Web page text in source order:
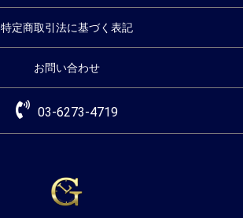
特定商取引法に基づく表記
お問い合わせ
03-6273-4719